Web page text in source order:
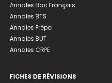
Annales Bac Français
Annales BTS
Annales Prépa
Annales BUT
Annales CRPE
FICHES DE RÉVISIONS